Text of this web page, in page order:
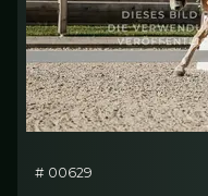
# 00629